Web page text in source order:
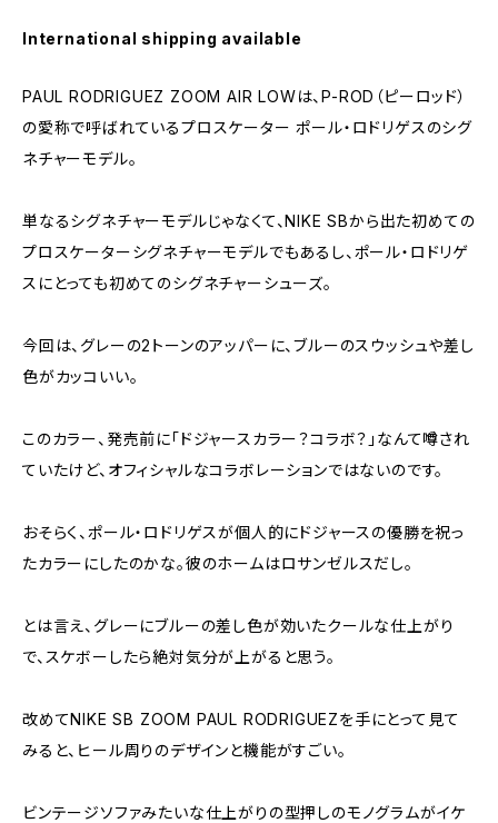
International shipping available
PAUL RODRIGUEZ ZOOM AIR LOWは、P-ROD（ピーロッド）
の愛称で呼ばれているプロスケーター ポール・ロドリゲスのシグ
ネチャーモデル。
単なるシグネチャーモデルじゃなくて、NIKE SBから出た初めての
プロスケーターシグネチャーモデルでもあるし、ポール・ロドリゲ
スにとっても初めてのシグネチャーシューズ。
今回は、グレーの2トーンのアッパーに、ブルーのスウッシュや差し
色がカッコいい。
このカラー、発売前に「ドジャースカラー？コラボ？」なんて噂され
ていたけど、オフィシャルなコラボレーションではないのです。
おそらく、ポール・ロドリゲスが個人的にドジャースの優勝を祝っ
たカラーにしたのかな。彼のホームはロサンゼルスだし。
とは言え、グレーにブルーの差し色が効いたクールな仕上がり
で、スケボーしたら絶対気分が上がると思う。
改めてNIKE SB ZOOM PAUL RODRIGUEZを手にとって見て
みると、ヒール周りのデザインと機能がすごい。
ビンテージソファみたいな仕上がりの型押しのモノグラムがイケ